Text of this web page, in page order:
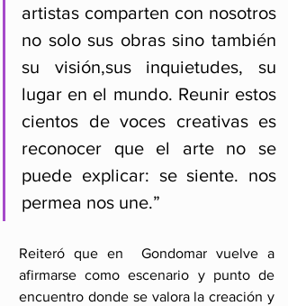
artistas comparten con nosotros
no solo sus obras sino también
su visión,sus inquietudes, su
lugar en el mundo. Reunir estos
cientos de voces creativas es
reconocer que el arte no se
puede explicar: se siente. nos
permea nos une.”
Reiteró que en  Gondomar vuelve a
afirmarse como escenario y punto de
encuentro donde se valora la creación y